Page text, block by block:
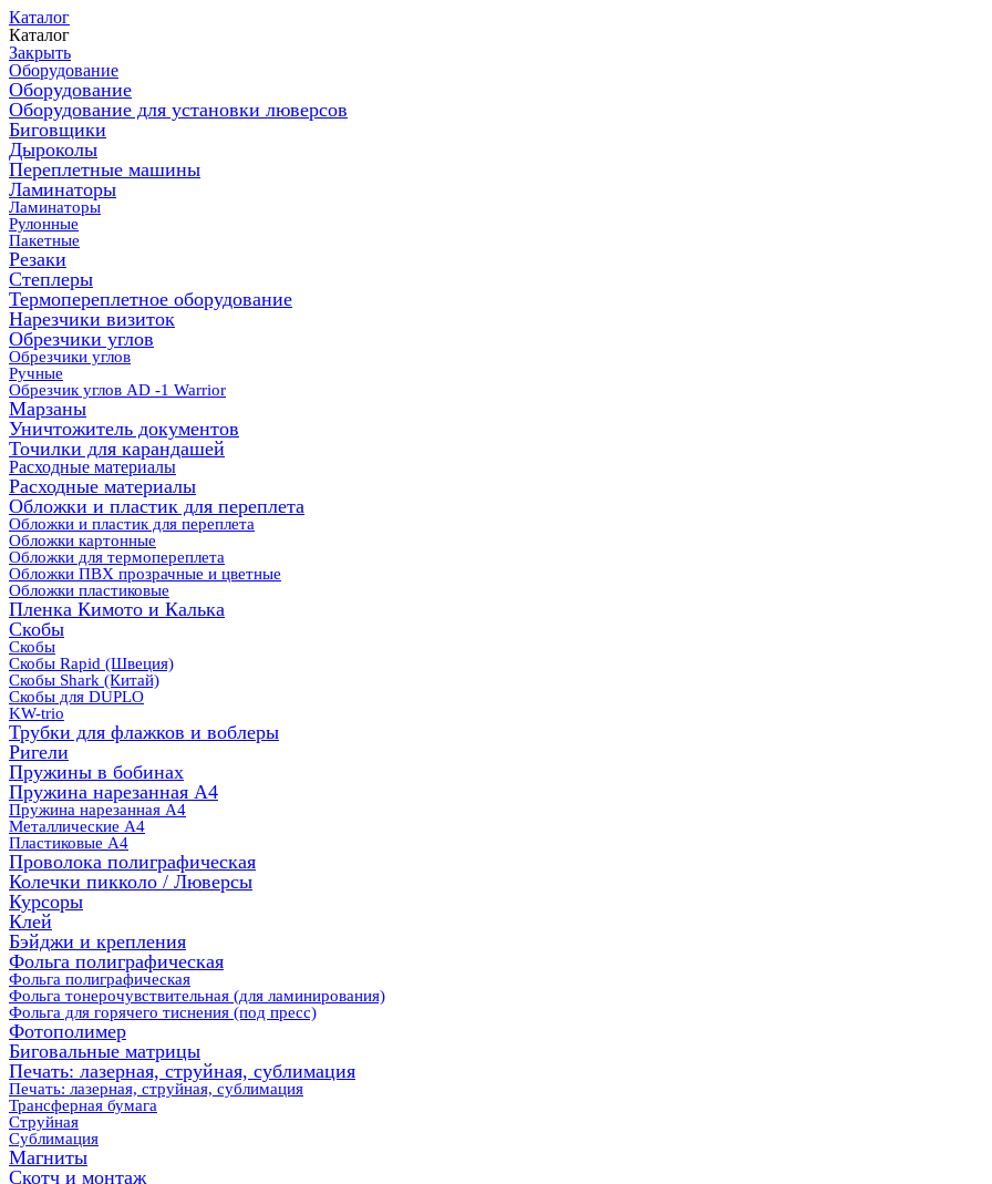
Каталог
Каталог
Закрыть
Оборудование
Оборудование
Оборудование для установки люверсов
Биговщики
Дыроколы
Переплетные машины
Ламинаторы
Ламинаторы
Рулонные
Пакетные
Резаки
Степлеры
Термопереплетное оборудование
Нарезчики визиток
Обрезчики углов
Обрезчики углов
Ручные
Обрезчик углов AD -1 Warrior
Марзаны
Уничтожитель документов
Точилки для карандашей
Расходные материалы
Расходные материалы
Обложки и пластик для переплета
Обложки и пластик для переплета
Обложки картонные
Обложки для термопереплета
Обложки ПВХ прозрачные и цветные
Обложки пластиковые
Пленка Кимото и Калька
Скобы
Скобы
Скобы Rapid (Швеция)
Скобы Shark (Китай)
Скобы для DUPLO
KW-trio
Трубки для флажков и воблеры
Ригели
Пружины в бобинах
Пружина нарезанная А4
Пружина нарезанная А4
Металлические А4
Пластиковые А4
Проволока полиграфическая
Колечки пикколо / Люверсы
Курсоры
Клей
Бэйджи и крепления
Фольга полиграфическая
Фольга полиграфическая
Фольга тонерочувствительная (для ламинирования)
Фольга для горячего тиснения (под пресс)
Фотополимер
Биговальные матрицы
Печать: лазерная, струйная, сублимация
Печать: лазерная, струйная, сублимация
Трансферная бумага
Струйная
Сублимация
Магниты
Скотч и монтаж